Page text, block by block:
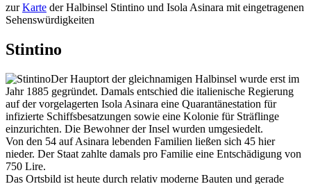
zurKarte der Halbinsel Stintino und Isola Asinara mit eingetragenen
Sehenswürdigkeiten
Stintino
Der Hauptort der gleichnamigen Halbinsel wurde erst im
Jahr 1885 gegründet. Damals entschied die italienische Regierung
auf der vorgelagerten Isola Asinara eine Quarantänestation für
infizierte Schiffsbesatzungen sowie eine Kolonie für Sträflinge
einzurichten. Die Bewohner der Insel wurden umgesiedelt.
Von den 54 auf Asinara lebenden Familien ließen sich 45 hier
nieder. Der Staat zahlte damals pro Familie eine Entschädigung von
750 Lire.
Das Ortsbild ist heute durch relativ moderne Bauten und gerade